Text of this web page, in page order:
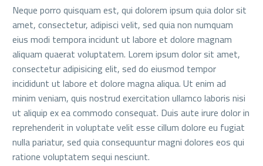
Neque porro quisquam est, qui dolorem ipsum quia dolor sit
amet, consectetur, adipisci velit, sed quia non numquam
eius modi tempora incidunt ut labore et dolore magnam
aliquam quaerat voluptatem. Lorem ipsum dolor sit amet,
consectetur adipisicing elit, sed do eiusmod tempor
incididunt ut labore et dolore magna aliqua. Ut enim ad
minim veniam, quis nostrud exercitation ullamco laboris nisi
ut aliquip ex ea commodo consequat. Duis aute irure dolor in
reprehenderit in voluptate velit esse cillum dolore eu fugiat
nulla pariatur, sed quia consequuntur magni dolores eos qui
ratione voluptatem sequi nesciunt.